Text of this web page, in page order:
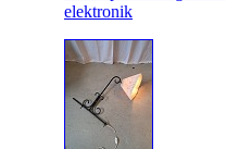
elektronik